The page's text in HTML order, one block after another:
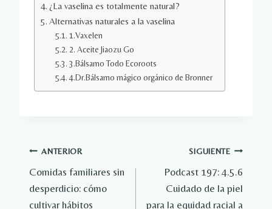
¿La vaselina es totalmente natural?
Alternativas naturales a la vaselina
1.Vaxelen
2. Aceite Jiaozu Go
3.Bálsamo Todo Ecoroots
4.Dr.Bálsamo mágico orgánico de Bronner
Navegación
de
ANTERIOR
Comidas familiares sin
desperdicio: cómo
cultivar hábitos
SIGUIENTE
Podcast 197: 4.5.6
Cuidado de la piel
para la equidad racial a